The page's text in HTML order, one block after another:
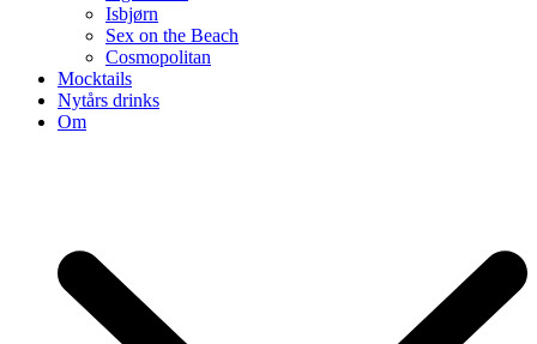
Isbjørn
Sex on the Beach
Cosmopolitan
Mocktails
Nytårs drinks
Om